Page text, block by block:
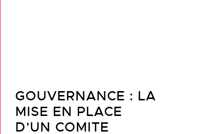
GOUVERNANCE : LA
MISE EN PLACE
D’UN COMITE